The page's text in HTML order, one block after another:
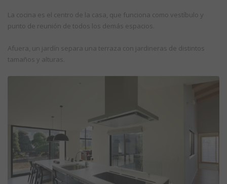
La cocina es el centro de la casa, que funciona como vestíbulo y
punto de reunión de todos los demás espacios.
Afuera, un jardín separa una terraza con jardineras de distintos
tamaños y alturas.